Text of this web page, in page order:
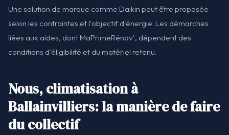
Une solution de marque comme Daikin peut être proposée
selon les contraintes et l'objectif d'énergie. Les démarches
liées aux aides, dont MaPrimeRénov', dépendent des
conditions d'éligibilité et du matériel retenu.
Nous, climatisation à
Ballainvilliers: la manière de faire
du collectif